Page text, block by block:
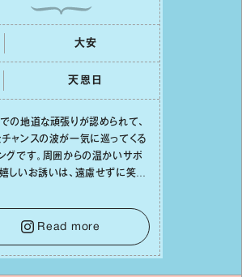
⼤安
天恩⽇
の地道な頑張りが認められて、
ャンスの波が⼀気に巡ってくる
グです。周囲からの温かいサポ
しいお誘いは、遠慮せずに笑顔
っていくイメージを持って⼀歩を
て。⼀⼈⼀⼈の良いところが混
い、ハッピーな未来が形作られて
。
Read more